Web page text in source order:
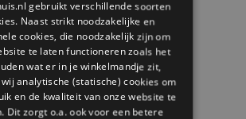
past bij jou?
ENGLISH
gebruikt verschillende soorten
Naast strikt noodzakelijke en
cookies, die noodzakelijk zijn om
te laten functioneren zoals het
wat er in je winkelmandje zit,
analytische (statische) cookies om
en de kwaliteit van onze website te
Dit zorgt o.a. ook voor een betere